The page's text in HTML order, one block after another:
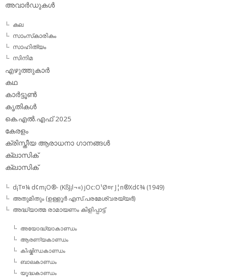
അവാര്‍ഡുകള്‍
കല
സാംസ്‌കാരികം
സാഹിത്യം
സിനിമ
എഴുത്തുകാര്‍
കഥ
കാര്‍ട്ടൂണ്‍
കൃതികള്‍
കെ.എല്‍.എഫ് 2025
കേരളം
ക്രിസ്തീയ ആരാധനാ ഗാനങ്ങള്‍
ക്ലാസിക്‌
ക്ലാസിക്
d¡T¤¼ d¢m¡O®- (KßJ¡l¬«) jOc:O¹Ø¤r J¦n®Xd¢¾ (1949)
അതുമിതും (ഉള്ളൂര്‍ എസ്.പരമേശ്വരയ്യര്‍)
അദ്ധ്യാത്മ രാമായണം കിളിപ്പാട്ട്‌
അയോദ്ധ്യാകാണ്ഡം
ആരണ്യകാണ്ഡം
കിഷ്കിന്ധകാണ്ഡം
ബാലകാണ്ഡം
യൂദ്ധകാണ്ഡം